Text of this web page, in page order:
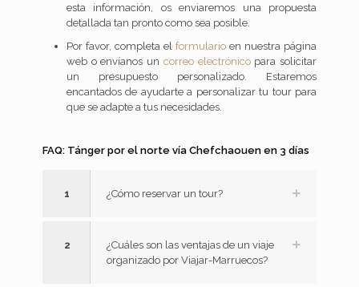
esta información, os enviaremos una propuesta
detallada tan pronto como sea posible.
Por favor, completa el formulario en nuestra página
web o envíanos un correo electrónicopara solicitar
un presupuesto personalizado. Estaremos
encantados de ayudarte a personalizar tu tour para
que se adapte a tus necesidades.
FAQ: Tánger por el norte vía Chefchaouen en 3 días
1 ¿Cómo reservar un tour?
2
¿Cuáles son las ventajas de un viaje
organizado por Viajar-Marruecos?